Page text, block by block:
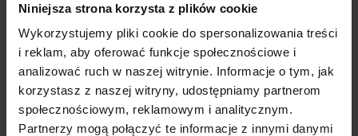
Niniejsza strona korzysta z plików cookie
Wykorzystujemy pliki cookie do spersonalizowania treści
i reklam, aby oferować funkcje społecznościowe i
analizować ruch w naszej witrynie. Informacje o tym, jak
korzystasz z naszej witryny, udostępniamy partnerom
społecznościowym, reklamowym i analitycznym.
Partnerzy mogą połączyć te informacje z innymi danymi
Google Discover: czym jest i jak działa?
SEO Wojciech Wabno